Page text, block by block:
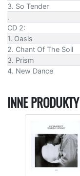
3. So Tender
.
CD 2:
1. Oasis
2. Chant Of The Soil
3. Prism
4. New Dance
INNE